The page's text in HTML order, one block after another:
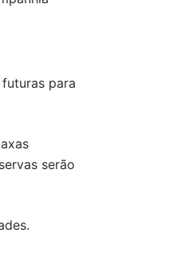
para
serão